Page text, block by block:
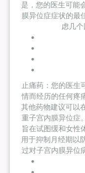
是，您的医生可能
膜异位症症状的最
虑几个
止痛药：您的医生
情而经历的任何疼
其他药物建议可以
重子宫内膜异位症
旨在试图缓和女性
用于抑制月经期以
过对子宫内膜异位